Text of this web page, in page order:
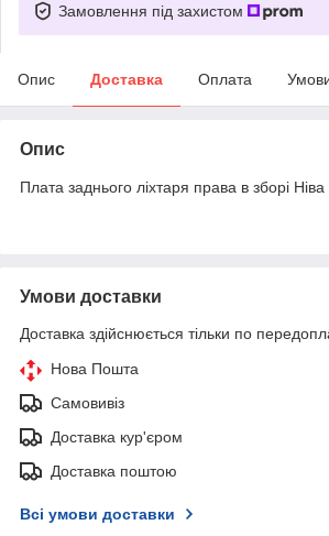
Замовлення під захистом
Опис Доставка Оплата
Опис
Плата заднього ліхтаря права в зборі
Умови доставки
Доставка здійснюється тільки по
Нова Пошта
Самовивіз
Доставка кур'єром
Доставка поштою
Всі умови доставки